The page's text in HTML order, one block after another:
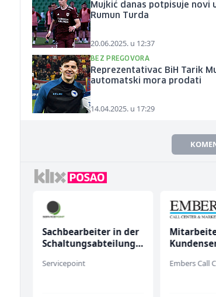
Mujkić danas potpisuje novi
Rumun Turda
20.06.2025. u 12:37
BEZ PREGOVORA
Reprezentativac BiH Tarik
automatski mora prodati
14.04.2025. u 17:29
Sachbearbeiter in der
Schaltungsabteilung
Servicepoint